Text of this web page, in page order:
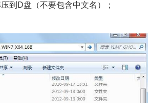
到D盘（不要包含中文名）；